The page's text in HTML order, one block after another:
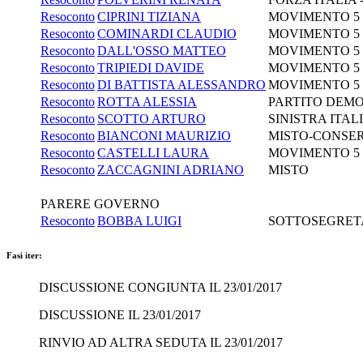
ResocontoCIPRINI TIZIANA
MOVIMENTO 5
ResocontoCOMINARDI CLAUDIO
MOVIMENTO 5
ResocontoDALL'OSSO MATTEO
MOVIMENTO 5
ResocontoTRIPIEDI DAVIDE
MOVIMENTO 5
ResocontoDI BATTISTA ALESSANDRO MOVIMENTO 5
ResocontoROTTA ALESSIA
PARTITO
Resoconto SCOTTO ARTURO
SINISTRA
ResocontoBIANCONI MAURIZIO
MISTO-
ResocontoCASTELLI LAURA
MOVIMENTO 5
Resoconto ZACCAGNINI ADRIANO MISTO
PARERE GOVERNO
ResocontoBOBBA LUIGI
Fasi iter:
DISCUSSIONE CONGIUNTA IL 23/01/2017
DISCUSSIONE IL 23/01/2017
RINVIO AD ALTRA SEDUTA IL 23/01/2017